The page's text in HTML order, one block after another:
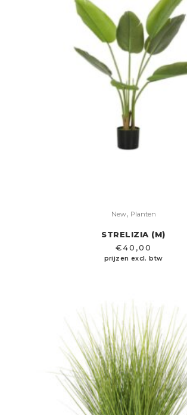
New, Planten
STRELIZIA (M)
€40,00
prijzen excl. btw